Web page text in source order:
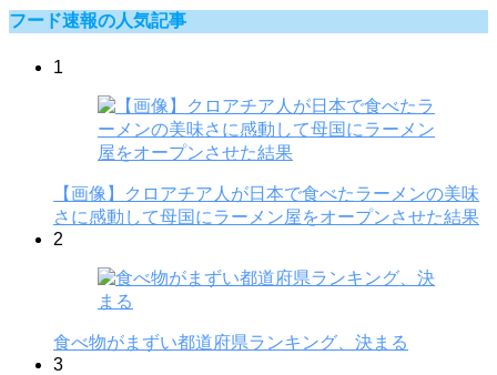
フード速報の人気記事
1
【画像】クロアチア人が日本で食べたラーメンの美味
さに感動して母国にラーメン屋をオープンさせた結果
2
食べ物がまずい都道府県ランキング、決まる
3